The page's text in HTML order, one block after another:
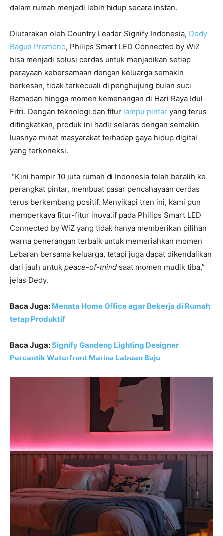
dalam rumah menjadi lebih hidup secara instan.
Diutarakan oleh Country Leader Signify Indonesia, Dedy
Bagus Pramono, Philips Smart LED Connected by WiZ
bisa menjadi solusi cerdas untuk menjadikan setiap
perayaan kebersamaan dengan keluarga semakin
berkesan, tidak terkecuali di penghujung bulan suci
Ramadan hingga momen kemenangan di Hari Raya Idul
Fitri. Dengan teknologi dan fitur lampu pintar yang terus
ditingkatkan, produk ini hadir selaras dengan semakin
luasnya minat masyarakat terhadap gaya hidup digital
yang terkoneksi.
“Kini hampir 10 juta rumah di Indonesia telah beralih ke
perangkat pintar, membuat pasar pencahayaan cerdas
terus berkembang positif. Menyikapi tren ini, kami pun
memperkaya fitur-fitur inovatif pada Philips Smart LED
Connected by WiZ yang tidak hanya memberikan pilihan
warna penerangan terbaik untuk memeriahkan momen
Lebaran bersama keluarga, tetapi juga dapat dikendalikan
dari jauh untuk peace-of-mind saat momen mudik tiba,”
jelas Dedy.
Baca Juga: Menata Home Office agar Bekerja di Rumah
tetap Produktif
Baca Juga:Signify Gandeng Lighting Designer
Percantik Waterfront Marina Labuan Bajo